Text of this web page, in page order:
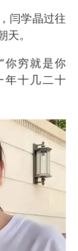
闫学晶过往
。
你穷就是你
年十几二十